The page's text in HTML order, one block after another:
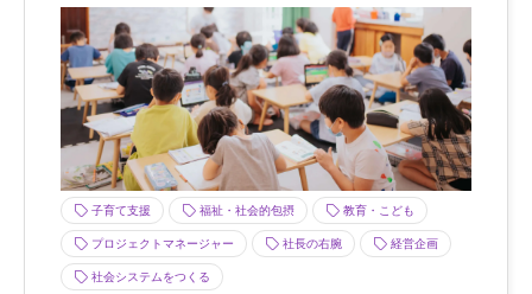
子育て支援 福祉・社会的包摂 教育・こども
プロジェクトマネージャー 社長の右腕 経営企画
社会システムをつくる